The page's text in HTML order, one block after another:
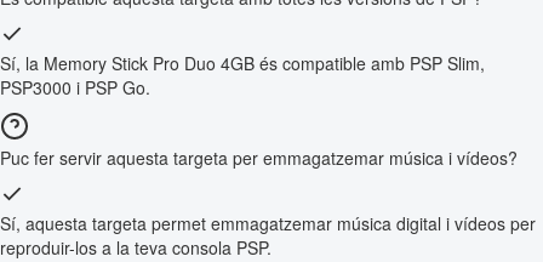
Sí, la Memory Stick Pro Duo 4GB és compatible amb PSP Slim,
PSP3000 i PSP Go.
Puc fer servir aquesta targeta per emmagatzemar música i vídeos?
Sí, aquesta targeta permet emmagatzemar música digital i vídeos per
reproduir-los a la teva consola PSP.